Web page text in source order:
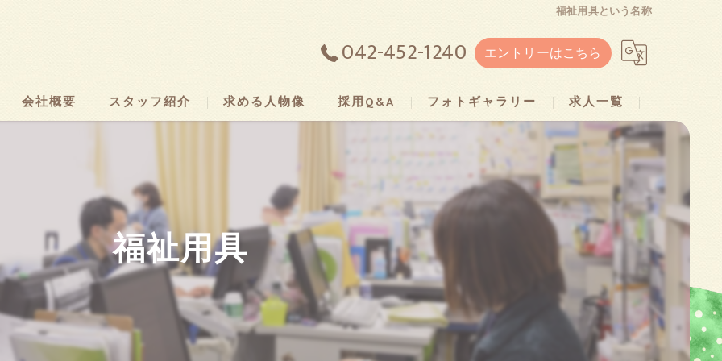
福祉用具という名称
042-452-1240 エントリーはこちら
会社概要 スタッフ紹介 求める人物像 採用Q&A フォトギャラリー 求人一覧
福祉用具